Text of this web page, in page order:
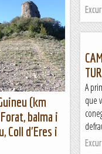
(km
balma i
Coll d'Eres i
A
que